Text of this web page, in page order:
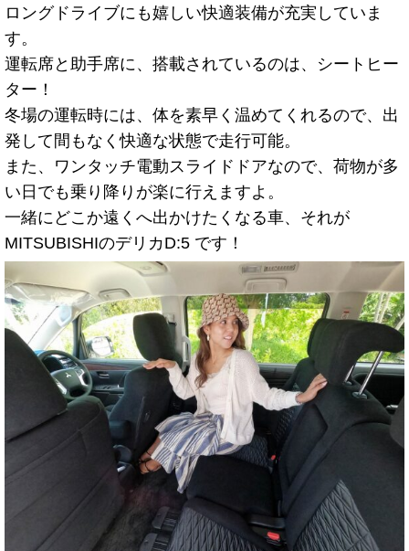
ロングドライブにも嬉しい快適装備が充実していま
す。
運転席と助手席に、搭載されているのは、シートヒー
ター！
冬場の運転時には、体を素早く温めてくれるので、出
発して間もなく快適な状態で走行可能。
また、ワンタッチ電動スライドドアなので、荷物が多
い日でも乗り降りが楽に行えますよ。
一緒にどこか遠くへ出かけたくなる車、それが
MITSUBISHIのデリカD:5 です！